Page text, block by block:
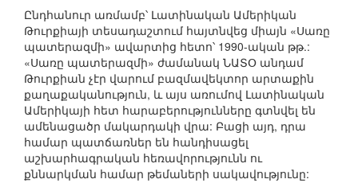
Ընդհանուր առմամբ՝ Լատինական Ամերիկան
Թուրքիայի տեսադաշտում հայտնվեց միայն «Սառը
պատերազմի» ավարտից հետո՝ 1990-ական թթ.:
«Սառը պատերազմի» ժամանակ ՆԱՏՕ անդամ
Թուրքիան չէր վարում բազմավեկտոր արտաքին
քաղաքականություն, և այս առումով Լատինական
Ամերիկայի հետ հարաբերությունները գտնվել են
ամենացածր մակարդակի վրա: Բացի այդ, դրա
համար պատճառներ են հանդիսացել
աշխարհագրական հեռավորությունն ու
քննարկման համար թեմաների սակավությունը: